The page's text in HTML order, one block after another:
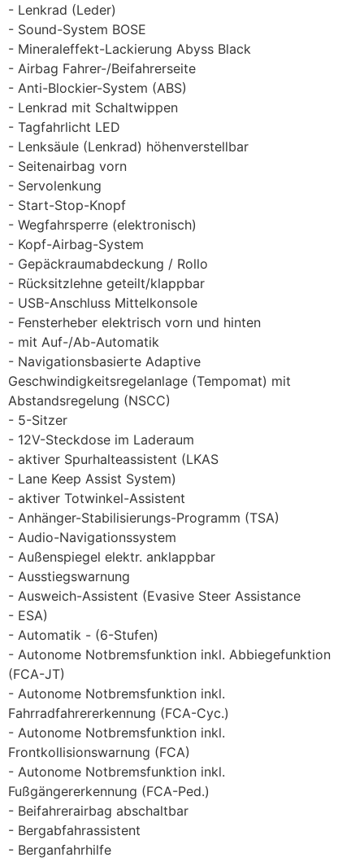
Lenkrad (Leder)
Sound-System BOSE
Mineraleffekt-Lackierung Abyss Black
Airbag Fahrer-/Beifahrerseite
Anti-Blockier-System (ABS)
Lenkrad mit Schaltwippen
Tagfahrlicht LED
Lenksäule (Lenkrad) höhenverstellbar
Seitenairbag vorn
Servolenkung
Start-Stop-Knopf
Wegfahrsperre (elektronisch)
Kopf-Airbag-System
Gepäckraumabdeckung / Rollo
Rücksitzlehne geteilt/klappbar
USB-Anschluss Mittelkonsole
Fensterheber elektrisch vorn und hinten
mit Auf-/Ab-Automatik
Navigationsbasierte Adaptive
Geschwindigkeitsregelanlage (Tempomat) mit
Abstandsregelung (NSCC)
5-Sitzer
12V-Steckdose im Laderaum
aktiver Spurhalteassistent (LKAS
Lane Keep Assist System)
aktiver Totwinkel-Assistent
Anhänger-Stabilisierungs-Programm (TSA)
Audio-Navigationssystem
Außenspiegel elektr. anklappbar
Ausstiegswarnung
Ausweich-Assistent (Evasive Steer Assistance
ESA)
Automatik - (6-Stufen)
Autonome Notbremsfunktion inkl. Abbiegefunktion
(FCA-JT)
Autonome Notbremsfunktion inkl.
Fahrradfahrererkennung (FCA-Cyc.)
Autonome Notbremsfunktion inkl.
Frontkollisionswarnung (FCA)
Autonome Notbremsfunktion inkl.
Fußgängererkennung (FCA-Ped.)
Beifahrerairbag abschaltbar
Bergabfahrassistent
Berganfahrhilfe